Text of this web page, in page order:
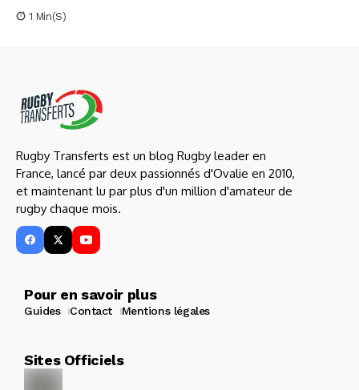
1 Min(s)
Rugby Transferts est un blog Rugby leader en
France, lancé par deux passionnés d'Ovalie en 2010,
et maintenant lu par plus d'un million d'amateur de
rugby chaque mois.
Pour en savoir plus
Guides Contact Mentions légales
Sites Officiels